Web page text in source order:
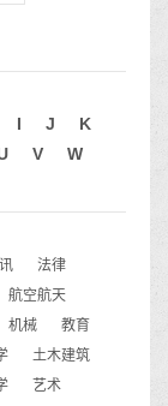
I J
K
V
W
法律
航空航天
机械
教育
土木建筑
艺术